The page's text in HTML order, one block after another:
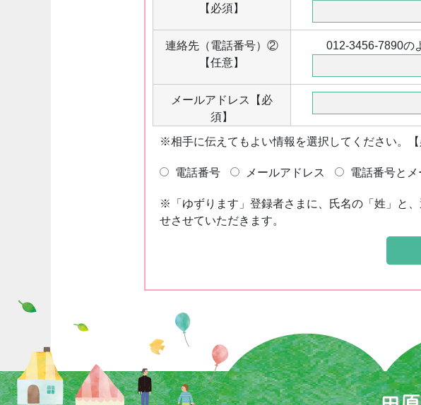
【必須】
連絡先（電話番号）②
【任意】
012-3456-7890の
メールアドレス
【必
須】
※相手に伝えてもよい情報を選択してください。【
電話番号 メールアドレス 電話番号と
※「ゆずります」登録者さまに、氏名の「姓」と
せさせていただきます。